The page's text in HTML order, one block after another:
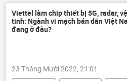
chuyên gia
Chính trị
Viettel làm chip thiết bị 5G, radar, vệ
tinh: Ngành vi mạch bán dẫn Việt
đang ở đâu?
23 Tháng Mười 2022, 21:01